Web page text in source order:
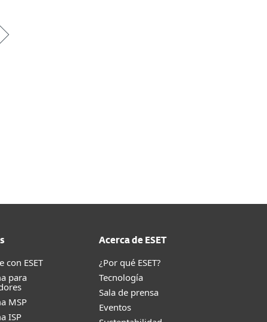
con ESET
para
MSP
ISP
Acerca de ESET
¿Por qué ESET?
Tecnología
Sala de prensa
Eventos